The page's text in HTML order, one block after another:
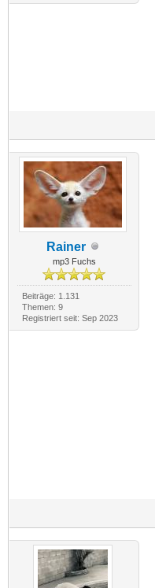
Rainer
mp3 Fuchs
Beiträge: 1.131
Themen: 9
Registriert seit: Sep 2023